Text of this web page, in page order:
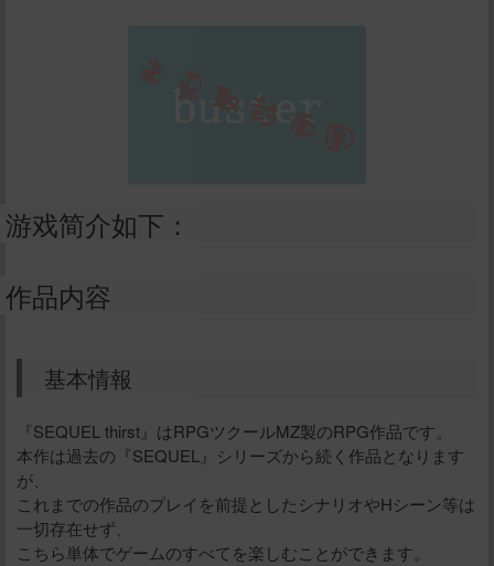
游戏简介如下：
作品内容
基本情報
『SEQUEL thirst』はRPGツクールMZ製のRPG作品です。
本作は過去の『SEQUEL』シリーズから続く作品となります
が、
これまでの作品のプレイを前提としたシナリオやHシーン等は
一切存在せず、
こちら単体でゲームのすべてを楽しむことができます。